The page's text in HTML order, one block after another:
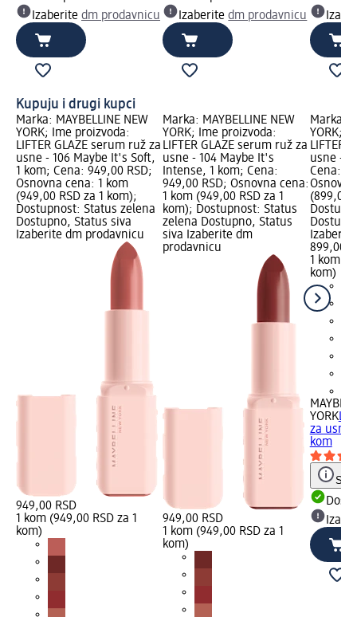
Izaberite dm prodavnicu
Izaberitedm prodavnicu
Kupuju i drugi kupci
Marka: MAYBELLINE NEW
YORK; Ime proizvoda:
LIFTER GLAZE serum ruž za
usne - 106 Maybe It's Soft,
1 kom; Cena: 949,00 RSD;
Osnovna cena: 1 kom
(949,00 RSD za 1 kom);
Dostupnost: Status zelena
Dostupno, Status siva
Izaberite dm prodavnicu
949,00 RSD
1 kom (949,00 RSD za 1
kom)
Marka: MAYBELLINE NEW
YORK; Ime proizvoda:
LIFTER GLAZE serum ruž za
usne - 104 Maybe It's
Intense, 1 kom; Cena:
949,00 RSD; Osnovna cena:
1 kom (949,00 RSD za 1
kom); Dostupnost: Status
zelena Dostupno, Status
siva Izaberite dm
prodavnicu
949,00 RSD
1 kom (949,00 RSD za 1
kom)
Marka:
YORK;
LIFTER
usne -
Cena:
(899,00
899,00
1 kom
kom)
YORK
za usne
kom